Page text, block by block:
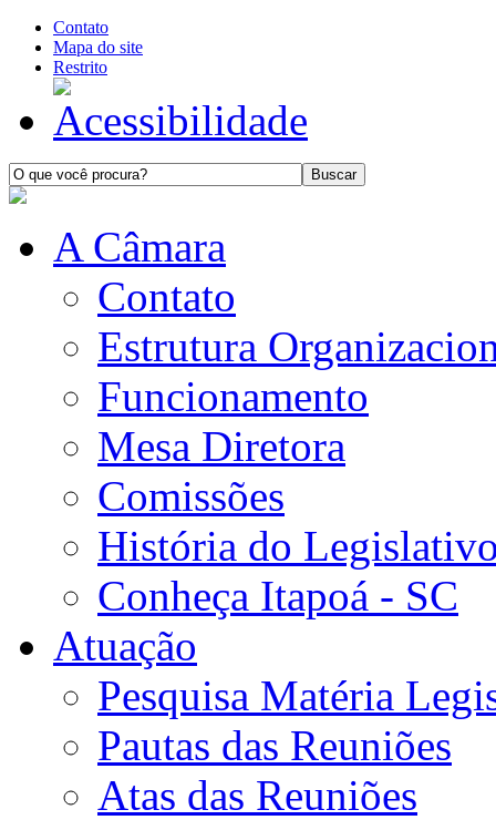
Contato
Mapa do site
Restrito
A Câmara
Contato
Estrutura
Funcionamento
Mesa Diretora
Comissões
História do
Conheça Itapoá - SC
Atuação
Pesquisa Matéria
Pautas das Reuniões
Atas das Reuniões